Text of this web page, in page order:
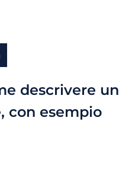
descrivere un
con esempio